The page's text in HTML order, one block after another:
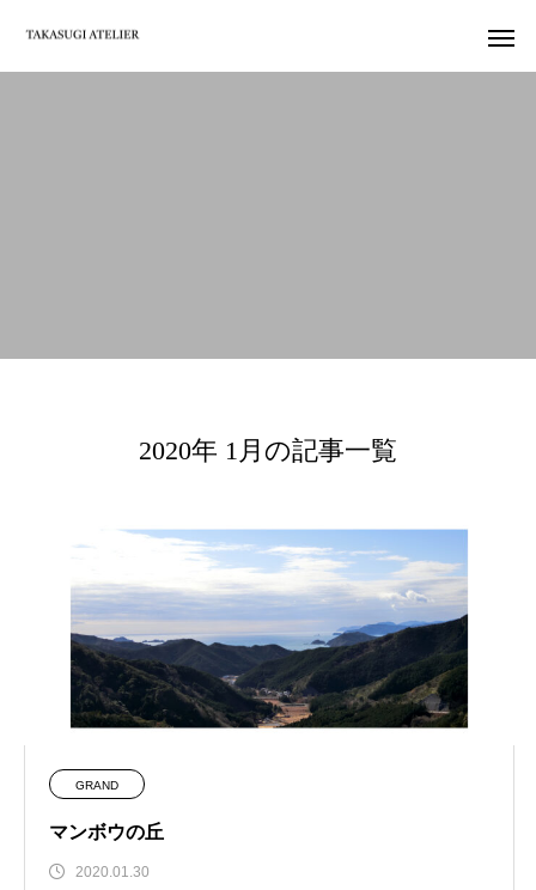
2020年 1月の記事一覧
GRAND
マンボウの丘
2020.01.30